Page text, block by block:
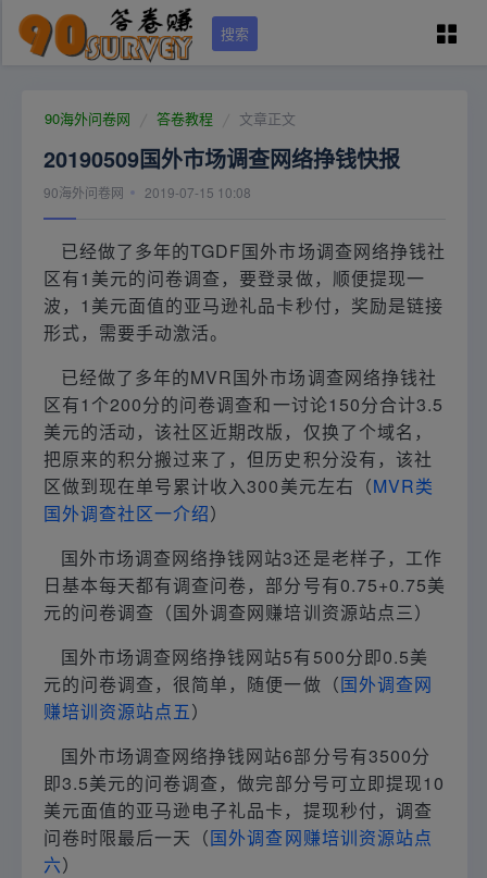
搜索
学员专区
问卷资源（可点）
城市列表
关于本站
90海外问卷网 答卷教程 文章正文
20190509国外市场调查网络挣钱快报
90海外问卷网 2019-07-15 10:08
已经做了多年的TGDF国外市场调查网络挣钱社
区有1美元的问卷调查，要登录做，顺便提现一
波，1美元面值的亚马逊礼品卡秒付，奖励是链接
形式，需要手动激活。
已经做了多年的MVR国外市场调查网络挣钱社
区有1个200分的问卷调查和一讨论150分合计3.5
美元的活动，该社区近期改版，仅换了个域名，
把原来的积分搬过来了，但历史积分没有，该社
区做到现在单号累计收入300美元左右（MVR类
国外调查社区一介绍）
国外市场调查网络挣钱网站3还是老样子，工作
日基本每天都有调查问卷，部分号有0.75+0.75美
元的问卷调查（国外调查网赚培训资源站点三）
国外市场调查网络挣钱网站5有500分即0.5美
元的问卷调查，很简单，随便一做（国外调查网
赚培训资源站点五）
国外市场调查网络挣钱网站6部分号有3500分
即3.5美元的问卷调查，做完部分号可立即提现10
美元面值的亚马逊电子礼品卡，提现秒付，调查
问卷时限最后一天（国外调查网赚培训资源站点
六）